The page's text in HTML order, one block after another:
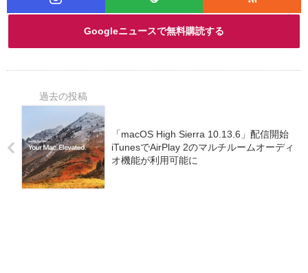
Googleニュースで無料購読する
「macOS High Sierra 10.13.6」配信開始
iTunesでAirPlay 2のマルチルームオーディ
オ機能が利用可能に